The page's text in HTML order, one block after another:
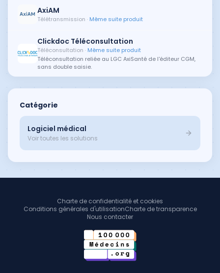
AxiAM
Télétransmission · Même suite produit
Clickdoc Téléconsultation
Téléconsultation · Même suite produit
Téléconsultation reliée au LGC AxiSanté de l'éditeur CGM,
sans double saisie.
Catégorie
Logiciel médical
Voir toutes les solutions
Charte de confidentialité et cookies
Conditions générales d'utilisationCharte de transparence
Nous contacter